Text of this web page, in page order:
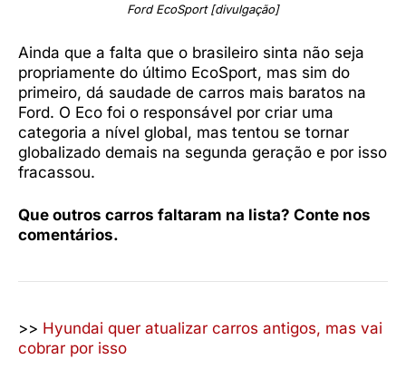
Ford EcoSport [divulgação]
Ainda que a falta que o brasileiro sinta não seja
propriamente do último EcoSport, mas sim do
primeiro, dá saudade de carros mais baratos na
Ford. O Eco foi o responsável por criar uma
categoria a nível global, mas tentou se tornar
globalizado demais na segunda geração e por isso
fracassou.
Que outros carros faltaram na lista? Conte nos
comentários.
>> Hyundai quer atualizar carros antigos, mas vai
cobrar por isso